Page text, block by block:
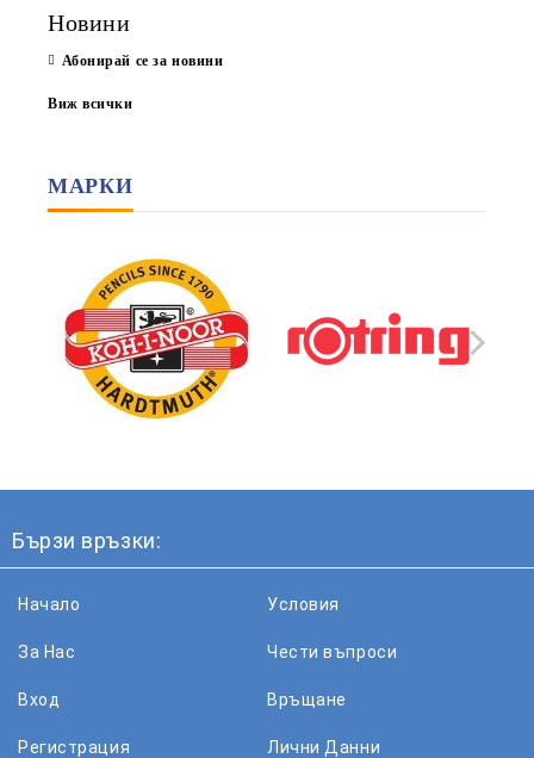
Новини
Абонирай се за новини
Виж всички
МАРКИ
Бързи връзки:
Начало
За Нас
Вход
Регистрация
Условия
Чести въпроси
Връщане
Лични Данни